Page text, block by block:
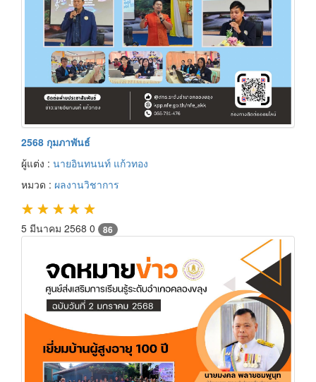
2568 กุมภาพันธ์
ผู้แต่ง : นายอินทนนท์ แก้วทอง
หมวด : ผลงานวิชาการ
★ ★ ★ ★ ★
5 มีนาคม 2568 0 86